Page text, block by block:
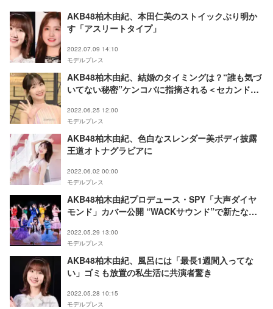
AKB48柏木由紀、本田仁美のストイックぶり明か
す「アスリートタイプ」
2022.07.09 14:10
モデルプレス
AKB48柏木由紀、結婚のタイミングは？“誰も気づ
いてない秘密”ケンコバに指摘される＜セカンドチ
2022.06.25 12:00
モデルプレス
AKB48柏木由紀、色白なスレンダー美ボディ披露
王道オトナグラビアに
2022.06.02 00:00
モデルプレス
AKB48柏木由紀プロデュース・SPY「大声ダイヤ
モンド」カバー公開 “WACKサウンド”で新たな魅
2022.05.29 13:00
モデルプレス
AKB48柏木由紀、風呂には「最長1週間入ってな
い」ゴミも放置の私生活に共演者驚き
2022.05.28 10:15
モデルプレス